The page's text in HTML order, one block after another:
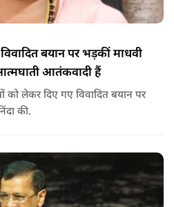
बयान पर भड़कीं माधवी
आतंकवादी हैं
को लेकर दिए गए विवादित बयान पर
की.